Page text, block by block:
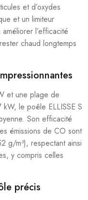
et d’oxydes
et un limiteur
l’efficacité
chaud longtemps
et une plage de
le poêle ELLISSE S
Son efficacité
émissions de CO sont
g/m³), respectant ainsi
y compris celles
précis